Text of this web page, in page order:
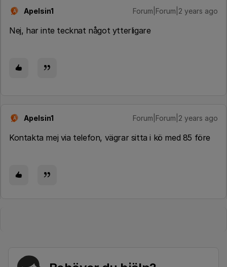
A Apelsin1 Forum|Forum|2 years ago
Nej, har inte tecknat något ytterligare
A Apelsin1 Forum|Forum|2 years ago
Kontakta mej via telefon, vägrar sitta i kö med 85 före